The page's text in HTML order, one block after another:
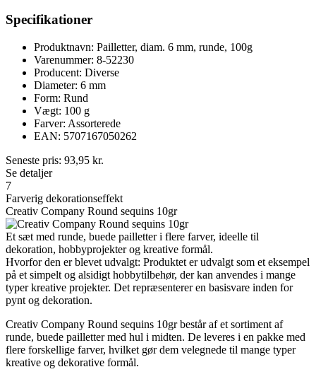
Specifikationer
Produktnavn: Pailletter, diam. 6 mm, runde, 100g
Varenummer: 8-52230
Producent: Diverse
Diameter: 6 mm
Form: Rund
Vægt: 100 g
Farver: Assorterede
EAN: 5707167050262
Seneste pris: 93,95 kr.
Se detaljer
7
Farverig dekorationseffekt
Creativ Company Round sequins 10gr
Et sæt med runde, buede pailletter i flere farver, ideelle til
dekoration, hobbyprojekter og kreative formål.
Hvorfor den er blevet udvalgt: Produktet er udvalgt som et eksempel
på et simpelt og alsidigt hobbytilbehør, der kan anvendes i mange
typer kreative projekter. Det repræsenterer en basisvare inden for
pynt og dekoration.
Creativ Company Round sequins 10gr består af et sortiment af
runde, buede pailletter med hul i midten. De leveres i en pakke med
flere forskellige farver, hvilket gør dem velegnede til mange typer
kreative og dekorative formål.